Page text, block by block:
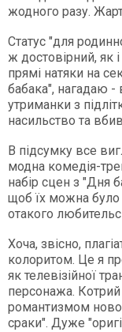
жодного разу.
Статус "для
ж достовірний, як
прямі натяки на
бабака", нагадаю -
утриманки з
насильство та
В підсумку все
модна комедія-
набір сцен з "Дня
щоб їх можна було
отакого
Хоча, звісно,
колоритом. Це я
як телевізійної
персонажа.
романтизмом
сраки". Дуже